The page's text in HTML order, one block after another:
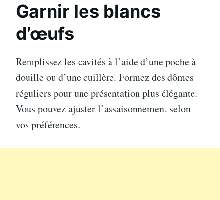
Garnir les blancs
d’œufs
Remplissez les cavités à l’aide d’une poche à
douille ou d’une cuillère. Formez des dômes
réguliers pour une présentation plus élégante.
Vous pouvez ajuster l’assaisonnement selon
vos préférences.